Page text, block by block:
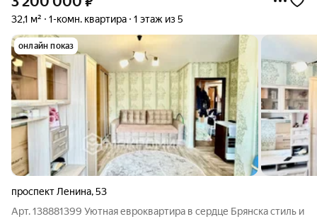
32,1 м² 1-комн. квартира 1 этаж из 5
онлайн показ
проспект Ленина,53
Арт. 138881399 Уютная евроквартира в сердце Брянска стиль и